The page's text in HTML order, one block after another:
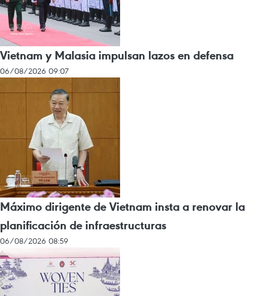
Vietnam y Malasia impulsan lazos en defensa
06/08/2026 09:07
Máximo dirigente de Vietnam insta a renovar la
planificación de infraestructuras
06/08/2026 08:59